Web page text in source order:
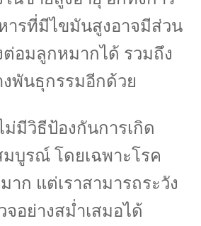
ารที่มีไขมันสูงอาจมีส่วน
ต่อมลูกหมากได้ รวมถึง
พันธุกรรมอีกด้วย
ม่มีวิธีป้องกันการเกิด
มบูรณ์ โดยเฉพาะโรค
าก แต่เราสามารถระวัง
อย่างสม่ำเสมอได้